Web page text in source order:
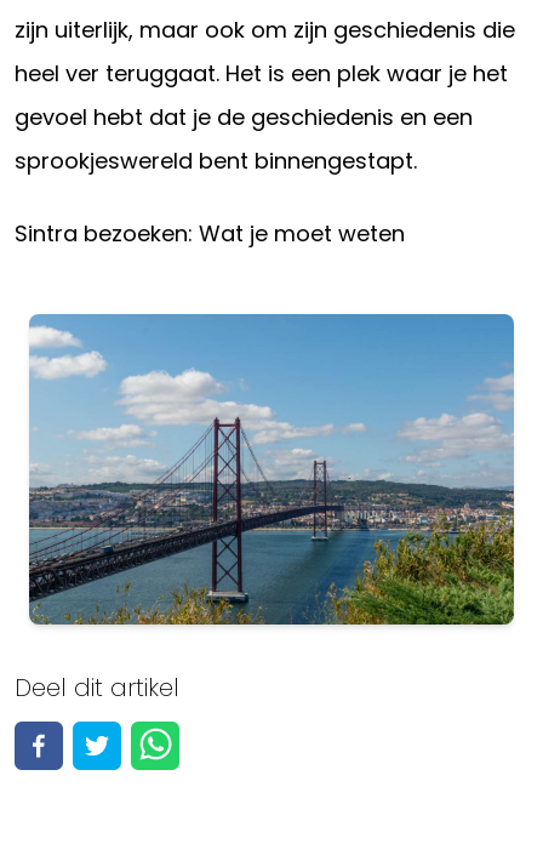
zijn uiterlijk, maar ook om zijn geschiedenis die
heel ver teruggaat. Het is een plek waar je het
gevoel hebt dat je de geschiedenis en een
sprookjeswereld bent binnengestapt.
Sintra bezoeken: Wat je moet weten
Lisbon
Bekijk alle 97 activiteiten
Activiteiten bekijken
Deel dit artikel